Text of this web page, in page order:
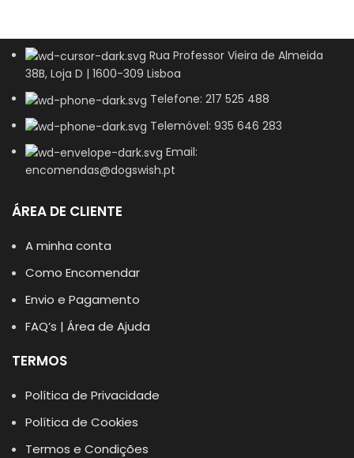
Rua Professor Vieira de Almeida
38B, Loja D | 1600-309 Lisboa
Telefone: 217 525 488
Telemóvel: 935 646 283
Email:
encomendas@dogswish.pt
ÁREA DE CLIENTE
A minha conta
Como Encomendar
Envio e Pagamento
FAQ’s | Área de Ajuda
TERMOS
Política de Privacidade
Política de Cookies
Termos e Condições